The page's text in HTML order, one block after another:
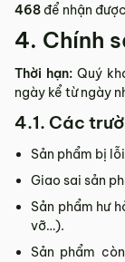
468 để nhận
4. Chính
Thời hạn: Quý
ngày kể từ ngày
4.1. Các
Sản phẩm bị
Giao sai sản
Sản phẩm hư
vỡ…).
Sản phẩm